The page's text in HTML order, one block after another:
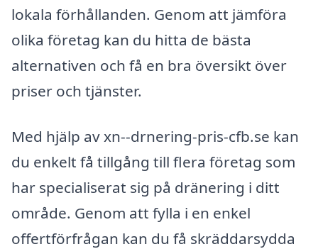
lokala förhållanden. Genom att jämföra
olika företag kan du hitta de bästa
alternativen och få en bra översikt över
priser och tjänster.
Med hjälp av xn--drnering-pris-cfb.se kan
du enkelt få tillgång till flera företag som
har specialiserat sig på dränering i ditt
område. Genom att fylla i en enkel
offertförfrågan kan du få skräddarsydda